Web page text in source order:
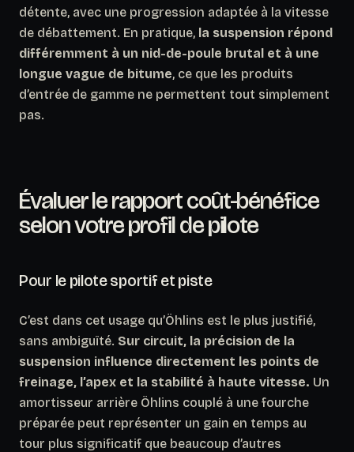
détente, avec une progression adaptée à la vitesse
de débattement. En pratique, la suspension répond
différemment à un nid-de-poule brutal et à une
longue vague de bitume, ce que les produits
d’entrée de gamme ne permettent tout simplement
pas.
Évaluer le rapport coût-bénéfice
selon votre profil de pilote
Pour le pilote sportif et piste
C’est dans cet usage qu’Öhlins est le plus justifié,
sans ambiguïté. Sur circuit, la précision de la
suspension influence directement les points de
freinage, l’apex et la stabilité à haute vitesse. Un
amortisseur arrière Öhlins couplé à une fourche
préparée peut représenter un gain en temps au
tour plus significatif que beaucoup d’autres